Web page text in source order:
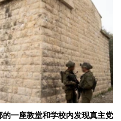
一座教堂和学校内发现真主党